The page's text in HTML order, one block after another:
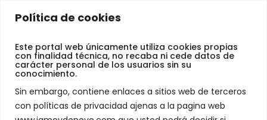
Política de cookies
Este portal web únicamente utiliza cookies propias
con finalidad técnica, no recaba ni cede datos de
carácter personal de los usuarios sin su
conocimiento.
Sin embargo, contiene enlaces a sitios web de terceros
con políticas de privacidad ajenas a la pagina web
Jamey
Neve
Turbo Levo 2020
group assembly